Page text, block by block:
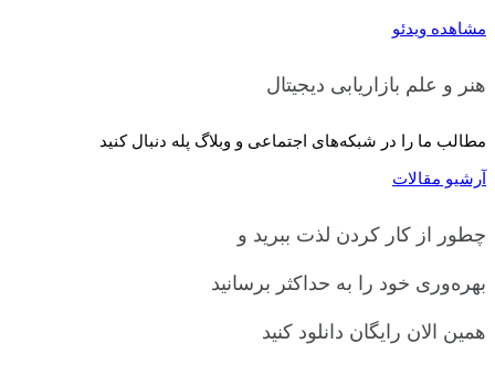
مشاهده ویدئو
هنر و علم بازاریابی دیجیتال
مطالب ما را در شبکه‌های اجتماعی و وبلاگ پله دنبال کنید
آرشیو مقالات
چطور از کار کردن لذت ببرید و
بهره‌وری خود را به حداکثر برسانید
همین الان رایگان دانلود کنید